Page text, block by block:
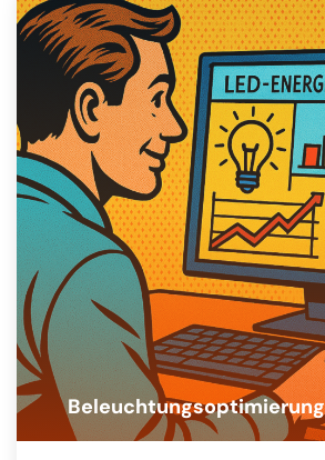
💡 Beleuchtungsoptimierung